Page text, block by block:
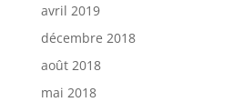
avril 2019
décembre 2018
août 2018
mai 2018